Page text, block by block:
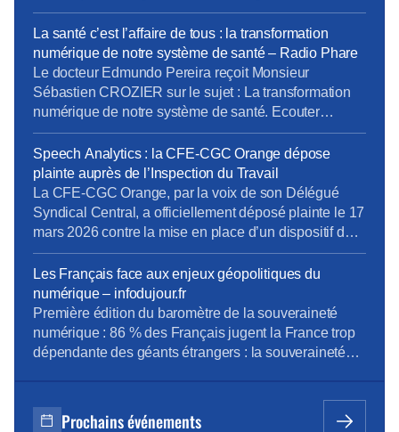
QVCT, IA, SFR. Pour la consulter : revue de presse
de juin. Pour vous abonner gratuitement : s’abonner
Vous pouvez lire les articles au fil de leur publication
en rubrique Revue de presse, mais aussi en nous […]
La santé c’est l’affaire de tous : la transformation
numérique de notre système de santé – Radio Phare
Le docteur Edmundo Pereira reçoit Monsieur
Sébastien CROZIER sur le sujet : La transformation
numérique de notre système de santé. Ecouter
l’interview. Ecouter sur Radio Phare – 05/06/2026
Speech Analytics : la CFE-CGC Orange dépose
plainte auprès de l’Inspection du Travail
La CFE-CGC Orange, par la voix de son Délégué
Syndical Central, a officiellement déposé plainte le 17
mars 2026 contre la mise en place d’un dispositif de
contrôle des salariés basé sur l’intelligence artificielle.
Nous dénonçons une atteinte « Disproportionnée »
aux droits et libertés des employés, estimant que le
système mis en œuvre par la […]
Les Français face aux enjeux géopolitiques du
numérique – infodujour.fr
Première édition du baromètre de la souveraineté
numérique : 86 % des Français jugent la France trop
dépendante des géants étrangers : la souveraineté
Géopolitique du numérique : se réarmer dans les
Prochains événements